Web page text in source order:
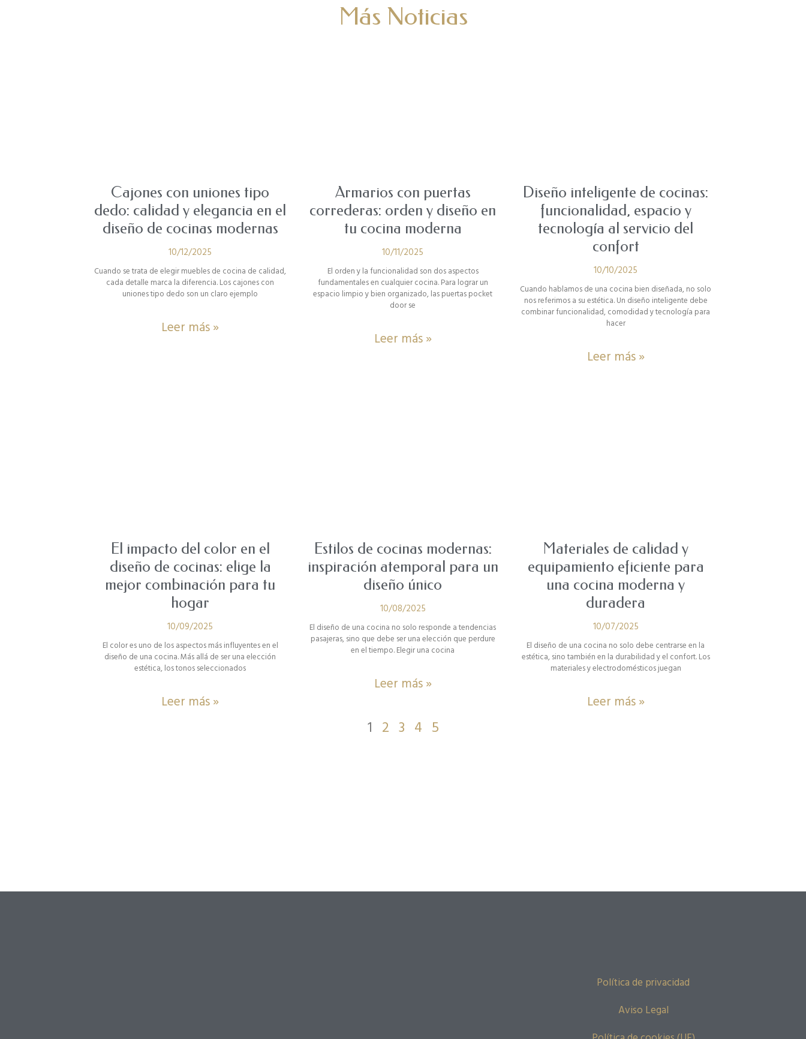
Más Noticias
Cajones con uniones tipo
dedo: calidad y elegancia en el
diseño de cocinas modernas
10/12/2025
Cuando se trata de elegir muebles de cocina de calidad,
cada detalle marca la diferencia. Los cajones con
uniones tipo dedo son un claro ejemplo
Leer más »
Armarios con puertas
correderas: orden y diseño en
tu cocina moderna
10/11/2025
El orden y la funcionalidad son dos aspectos
fundamentales en cualquier cocina. Para lograr un
espacio limpio y bien organizado, las puertas pocket
door se
Leer más »
Diseño inteligente de cocinas:
funcionalidad, espacio y
tecnología al servicio del
confort
10/10/2025
Cuando hablamos de una cocina bien diseñada, no solo
nos referimos a su estética. Un diseño inteligente debe
combinar funcionalidad, comodidad y tecnología para
hacer
Leer más »
El impacto del color en el
diseño de cocinas: elige la
mejor combinación para tu
hogar
10/09/2025
El color es uno de los aspectos más influyentes en el
diseño de una cocina. Más allá de ser una elección
estética, los tonos seleccionados
Leer más »
Estilos de cocinas modernas:
inspiración atemporal para un
diseño único
10/08/2025
El diseño de una cocina no solo responde a tendencias
pasajeras, sino que debe ser una elección que perdure
en el tiempo. Elegir una cocina
Leer más »
Materiales de calidad y
equipamiento eficiente para
una cocina moderna y
duradera
10/07/2025
El diseño de una cocina no solo debe centrarse en la
estética, sino también en la durabilidad y el confort. Los
materiales y electrodomésticos juegan
Leer más »
1 2 3 4 5
Política de privacidad
Aviso Legal